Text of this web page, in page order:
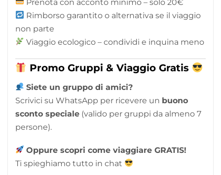
Prenota con acconto minimo – solo 20€
Rimborso garantito o alternativa se il viaggio
non parte
Viaggio ecologico – condividi e inquina meno
Promo Gruppi & Viaggio Gratis
Siete un gruppo di amici?
Scrivici su WhatsApp per ricevere un buono
sconto speciale (valido per gruppi da almeno 7
persone).
Oppure scopri come viaggiare GRATIS!
Ti spieghiamo tutto in chat